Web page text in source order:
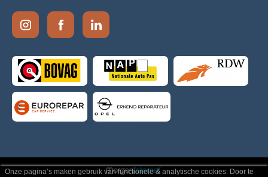
Onze pagina’s maken gebruik van functionele & analytische cookies. Door te